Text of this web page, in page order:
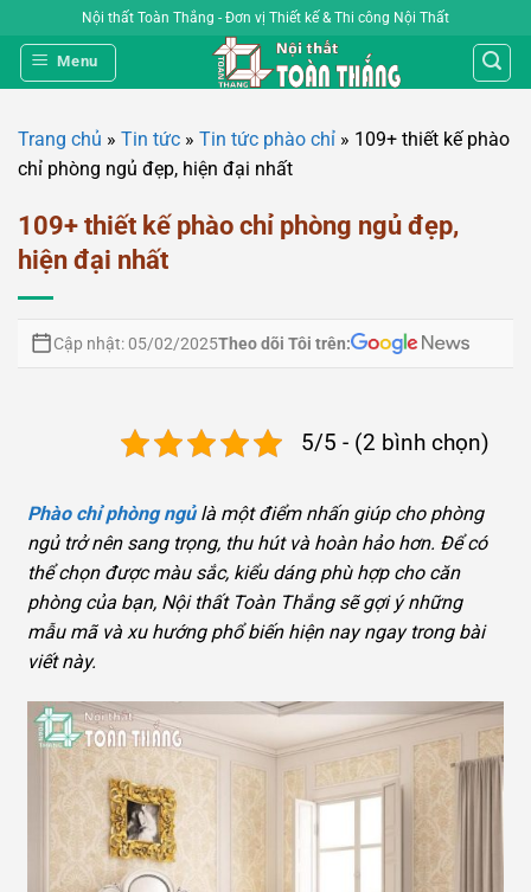
qua
nội
Nội thất Toàn Thắng - Đơn vị Thiết kế & Thi công Nội Thất
Menu
Trang chủ » Tin tức » Tin tức phào chỉ » 109+ thiết kế phào
chỉ phòng ngủ đẹp, hiện đại nhất
109+ thiết kế phào chỉ phòng ngủ đẹp,
hiện đại nhất
Cập nhật: 05/02/2025Theo dõi Tôi trên:
5/5 - (2 bình chọn)
Phào chỉ phòng ngủlà một điểm nhấn giúp cho phòng
ngủ trở nên sang trọng, thu hút và hoàn hảo hơn. Để có
thể chọn được màu sắc, kiểu dáng phù hợp cho căn
phòng của bạn, Nội thất Toàn Thắng sẽ gợi ý những
mẫu mã và xu hướng phổ biến hiện nay ngay trong bài
viết này.